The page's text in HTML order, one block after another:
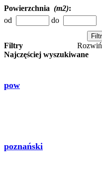
Powierzchnia (m2):
od
do
Filtry
Rozwiń
Najczęściej wyszukiwane
pow
poznański